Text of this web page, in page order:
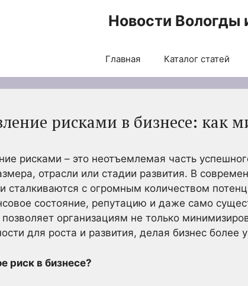
Новости Вологды
Главная Каталог статей
рисками в бизнесе: как
рисками – это неотъемлемая часть
отрасли или стадии развития. В
сталкиваются с огромным количеством
состояние, репутацию и даже само
организациям не только
для роста и развития, делая бизнес более
риск в бизнесе?